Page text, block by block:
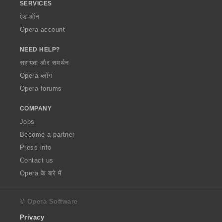
SERVICES
ऐड-ऑन
Opera account
NEED HELP?
सहायता और समर्थन
Opera ब्लॉग
Opera forums
COMPANY
Jobs
Become a partner
Press info
Contact us
Opera के बारे में
© Opera Software
Privacy